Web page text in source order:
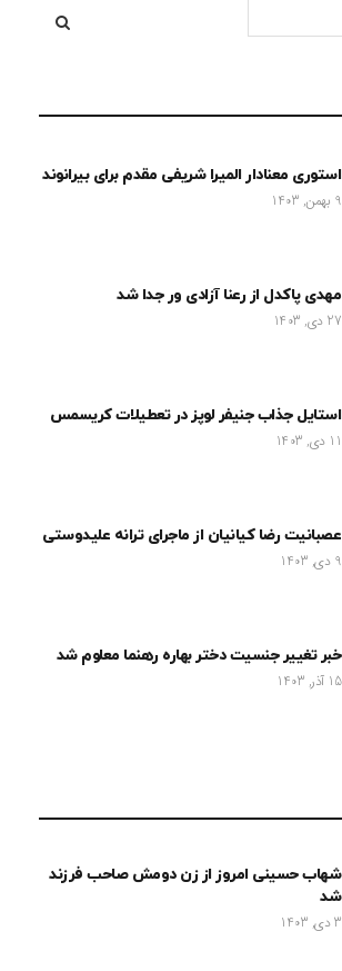
استوری معنادار المیرا شریفی مقدم برای بیرانوند
9 بهمن, 1403
مهدی پاکدل از رعنا آزادی ور جدا شد
27 دی, 1403
استایل جذاب جنیفر لوپز در تعطیلات کریسمس
11 دی, 1403
عصبانیت رضا کیانیان از ماجرای ترانه علیدوستی
9 دی, 1403
خبر تغییر جنسیت دختر بهاره رهنما معلوم شد
15 آذر, 1403
شهاب حسینی امروز از زن دومش صاحب فرزند
شد
3 دی, 1403